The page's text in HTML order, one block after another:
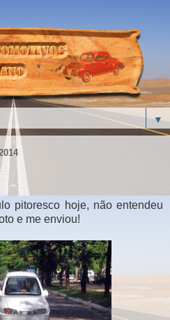
▼
pitoresco hoje, não entendeu
e me enviou!